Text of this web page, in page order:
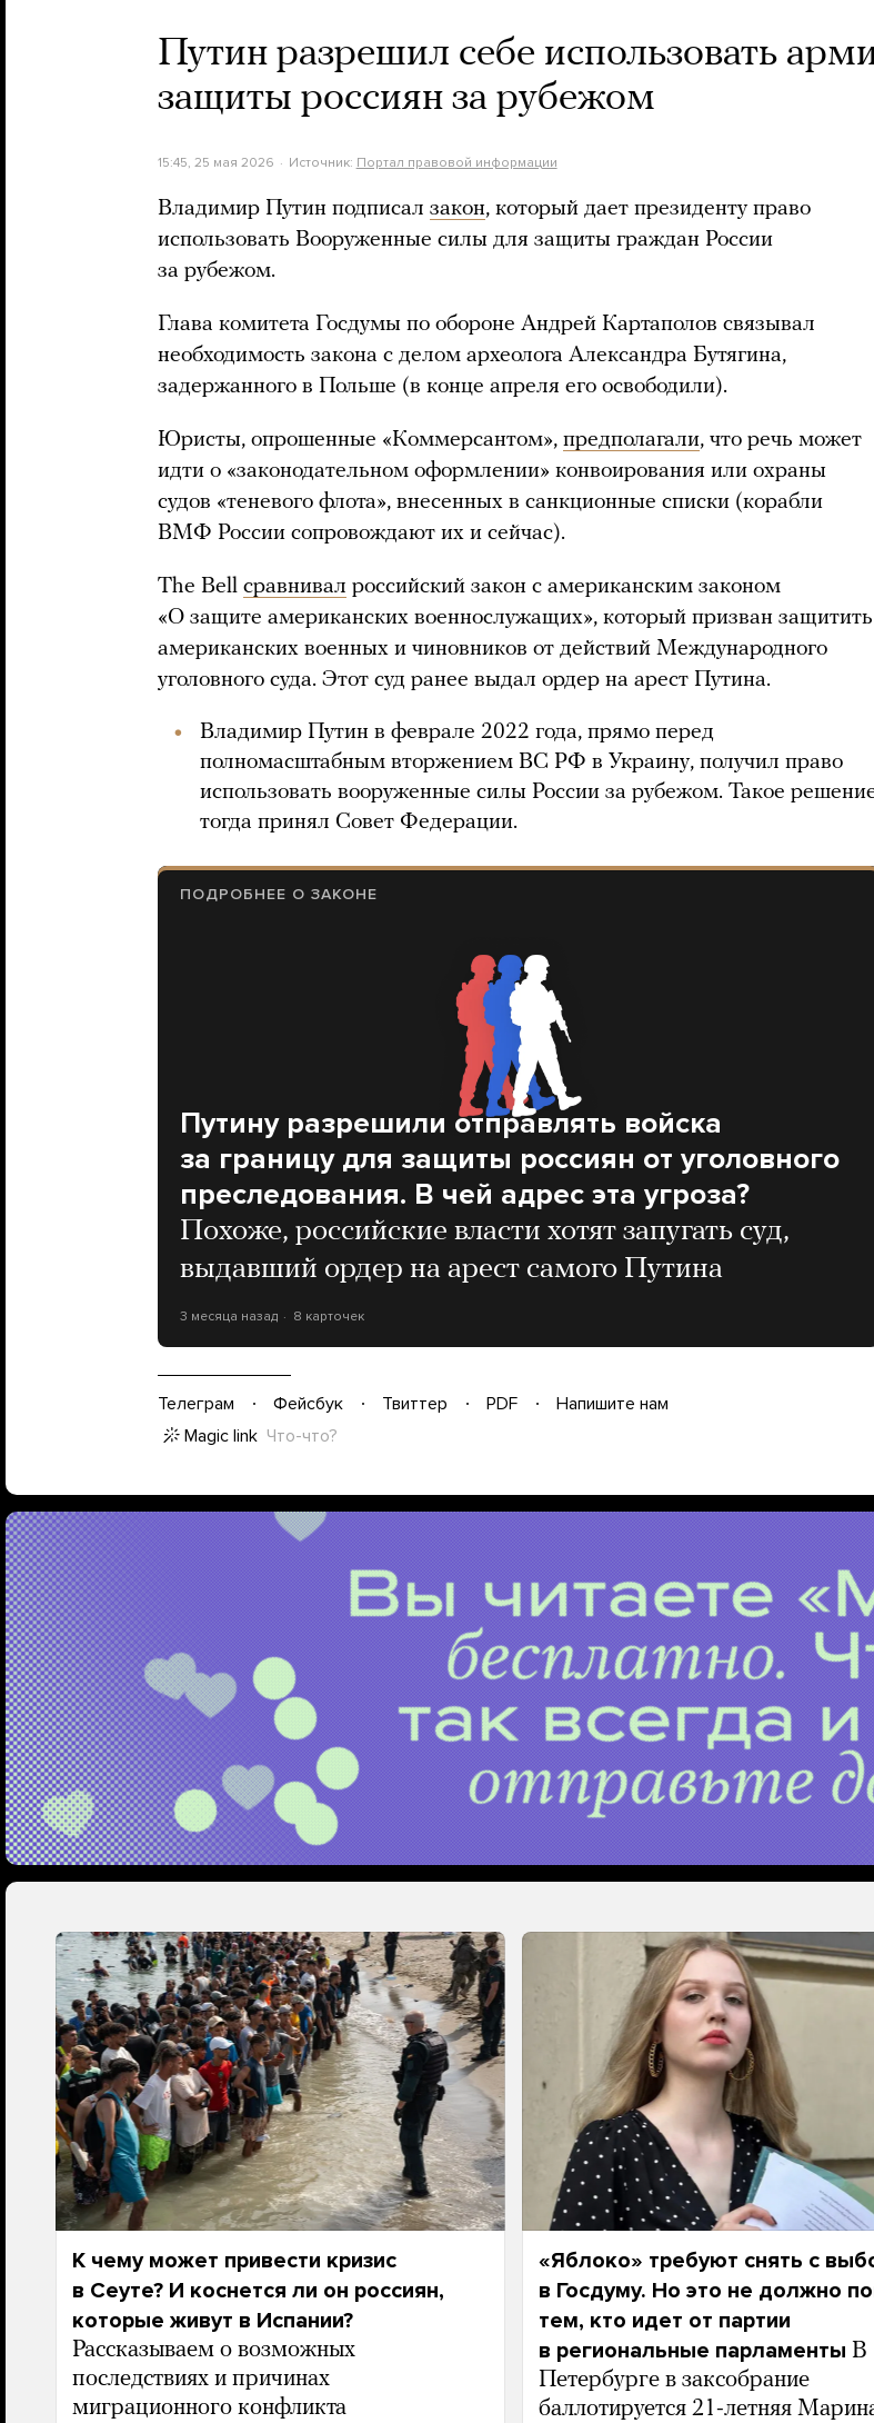
Путин разрешил себе использовать
защиты россиян за рубежом
15:45, 25 мая 2026 Источник: Портал правовой информации
Владимир Путин подписал закон, который дает президенту право
использовать Вооруженные силы для защиты граждан России
за рубежом.
Глава комитета Госдумы по обороне Андрей Картаполов связывал
необходимость закона с делом археолога Александра Бутягина,
задержанного в Польше (в конце апреля его освободили).
Юристы, опрошенные «Коммерсантом», предполагали, что речь может
идти о «законодательном оформлении» конвоирования или охраны
судов «теневого флота», внесенных в санкционные списки (корабли
ВМФ России сопровождают их и сейчас).
The Bell сравнивал российский закон с американским законом
«О защите американских военнослужащих», который призван защитить
американских военных и чиновников от действий Международного
уголовного суда. Этот суд ранее выдал ордер на арест Путина.
Владимир Путин в феврале 2022 года, прямо перед
полномасштабным вторжением ВС РФ в Украину, получил право
использовать вооруженные силы России за рубежом. Такое
тогда принял Совет Федерации.
ПОДРОБНЕЕ О ЗАКОНЕ
Путину разрешили отправлять войска
за границу для защиты россиян от уголовного
преследования. В чей адрес эта угроза?
Похоже, российские власти хотят запугать суд,
выдавший ордер на арест самого Путина
3 месяца назад 8 карточек
Телеграм Фейсбук Твиттер PDF
Напишите нам
Magic link Что-что?
К чему может привести кризис
в Сеуте? И коснется ли он россиян,
которые живут в Испании?
Рассказываем о возможных
последствиях и причинах
миграционного конфликта
«Яблоко» требуют снять с
в Госдуму. Но это не должно
тем, кто идет от партии
в региональные парламенты В
Петербурге в заксобрание
баллотируется 21-летняя